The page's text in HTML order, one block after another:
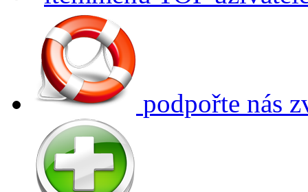
podpořte nás